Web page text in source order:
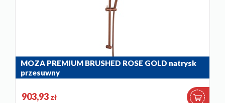
MOZA PREMIUM BRUSHED ROSE GOLD natrysk
przesuwny
903,93 zł